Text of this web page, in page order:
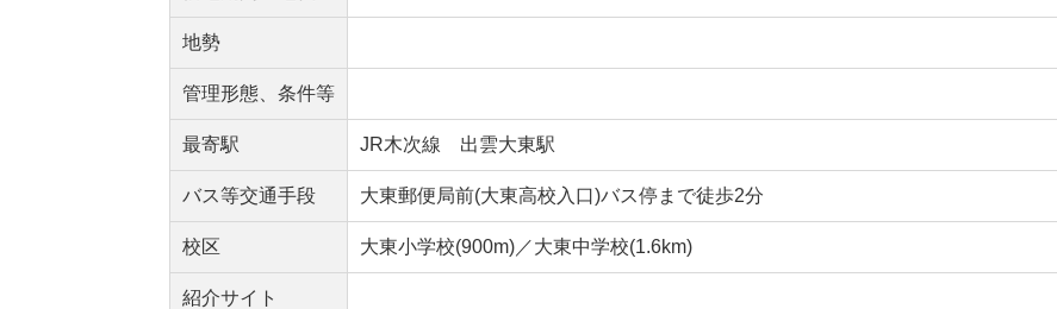
地勢
管理形態、条件等
最寄駅 JR木次線 出雲大東駅
バス等交通手段 大東郵便局前(大東高校入口)バス停まで徒歩2分
校区 大東小学校(900m)／大東中学校(1.6km)
紹介サイト